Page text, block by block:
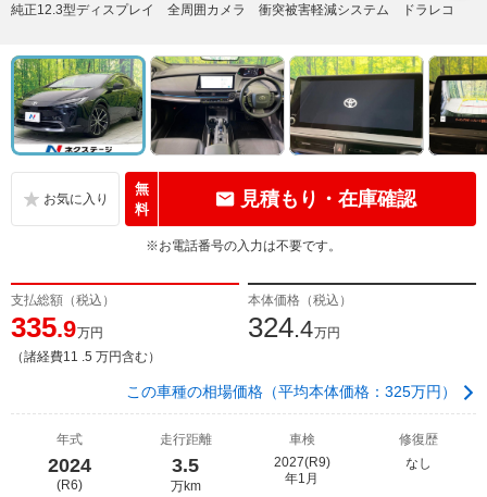
純正12.3型ディスプレイ 全周囲カメラ 衝突被害軽減システム ドラレコ
無
料
見積もり・在庫確認
※お電話番号の入力は不要です。
支払総額（税込）
335.9万円
（諸経費11 .5 万円含む）
本体価格（税込）
324.4万円
この車種の相場価格（平均本体価格：325万円）
年式
2024
(R6)
走行距離
3.5
万km
車検
2027(R9)
年1月
修復歴
なし